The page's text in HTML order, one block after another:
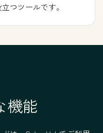
つツールです。
機能